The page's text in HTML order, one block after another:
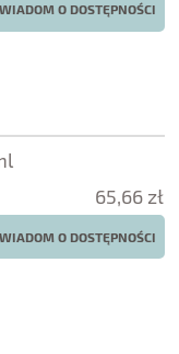
O DOSTĘPNOŚCI
65,66 zł
O DOSTĘPNOŚCI